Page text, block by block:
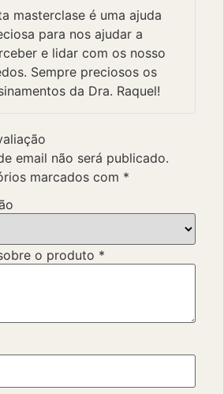
masterclase é uma ajuda
para nos ajudar a
e lidar com os nosso
Sempre preciosos os
da Dra. Raquel!
email não será publicado.
marcados com *
o produto *